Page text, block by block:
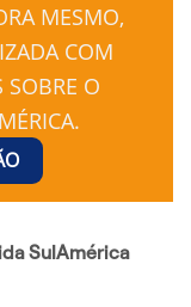
MESMO,
COM
SOBRE O
SulAmérica